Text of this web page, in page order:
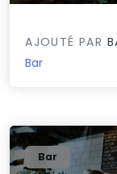
AJOUTÉ PAR
Bar
Bar